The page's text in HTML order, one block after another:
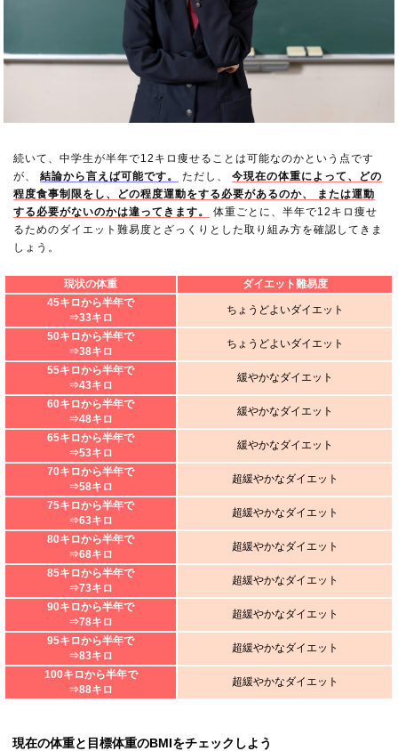
続いて、中学生が半年で12キロ痩せることは可能なのかという点です
が、結論から言えば可能です。 ただし、今現在の体重によって、どの
程度食事制限をし、どの程度運動をする必要があるのか、 または運動
する必要がないのかは違ってきます。
体重ごとに、半年で12キロ痩せ
るためのダイエット難易度とざっくりとした取り組み方を確認してきま
しょう。
現状の体重
ダイエット難易度
45キロから半年で
⇒33キロ
ちょうどよいダイエット
50キロから半年で
⇒38キロ
ちょうどよいダイエット
55キロから半年で
⇒43キロ
緩やかなダイエット
60キロから半年で
⇒48キロ
緩やかなダイエット
65キロから半年で
⇒53キロ
緩やかなダイエット
70キロから半年で
⇒58キロ
超緩やかなダイエット
75キロから半年で
⇒63キロ
超緩やかなダイエット
80キロから半年で
⇒68キロ
超緩やかなダイエット
85キロから半年で
⇒73キロ
超緩やかなダイエット
90キロから半年で
⇒78キロ
超緩やかなダイエット
95キロから半年で
⇒83キロ
超緩やかなダイエット
100キロから半年で
⇒88キロ
超緩やかなダイエット
現在の体重と目標体重のBMIをチェックしよう